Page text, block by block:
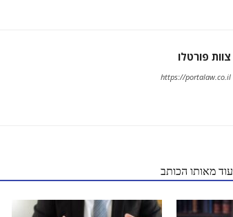
צוות פורטלו
https://portalaw.co.il
עוד מאותו הכותב